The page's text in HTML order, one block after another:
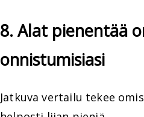
8. Alat pienentää
onnistumisiasi
Jatkuva vertailu tekee